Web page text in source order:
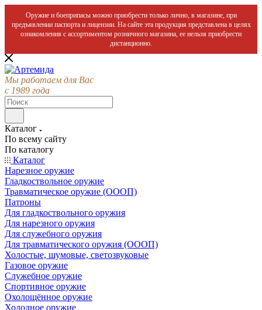
Оружие и боеприпасы можно приобрести только лично, в магазине, при
предъявлении паспорта и лицензии. На сайте эта продукция представлена в целях
ознакомления с ассортиментом розничного магазина, ее нельзя приобрести
дистанционно.
Мы работаем для Вас
с 1989 года
Каталог
По всему сайту
По каталогу
Каталог
Нарезное оружие
Гладкоствольное оружие
Травматическое оружие (ОООП)
Патроны
Для гладкоствольного оружия
Для нарезного оружия
Для служебного оружия
Для травматического оружия (ОООП)
Холостые, шумовые, светозвуковые
Газовое оружие
Служебное оружие
Спортивное оружие
Охолощённое оружие
Холодное оружие